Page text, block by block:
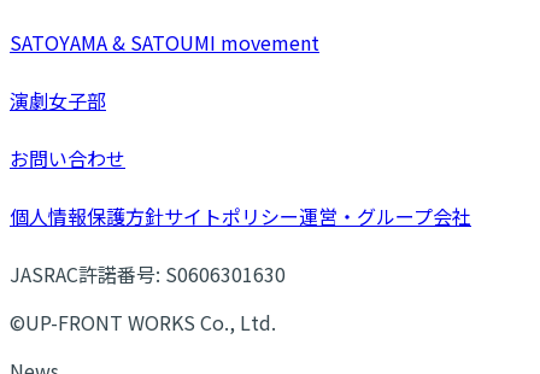
SATOYAMA & SATOUMI movement
演劇女子部
お問い合わせ
個人情報保護方針サイトポリシー運営・グループ会社
JASRAC許諾番号: S0606301630
©UP-FRONT WORKS Co., Ltd.